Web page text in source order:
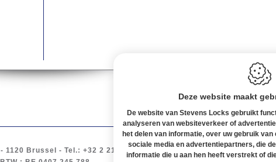
- 1120 Brussel - Tel.: +32 2 217 61 97 -
België
Deze website maakt
De website van Stevens Locks gebruikt
analyseren van websiteverkeer of
het delen van informatie, over uw gebruik
sociale media en advertentiepartners, die
informatie die u aan hen heeft verstrekt of